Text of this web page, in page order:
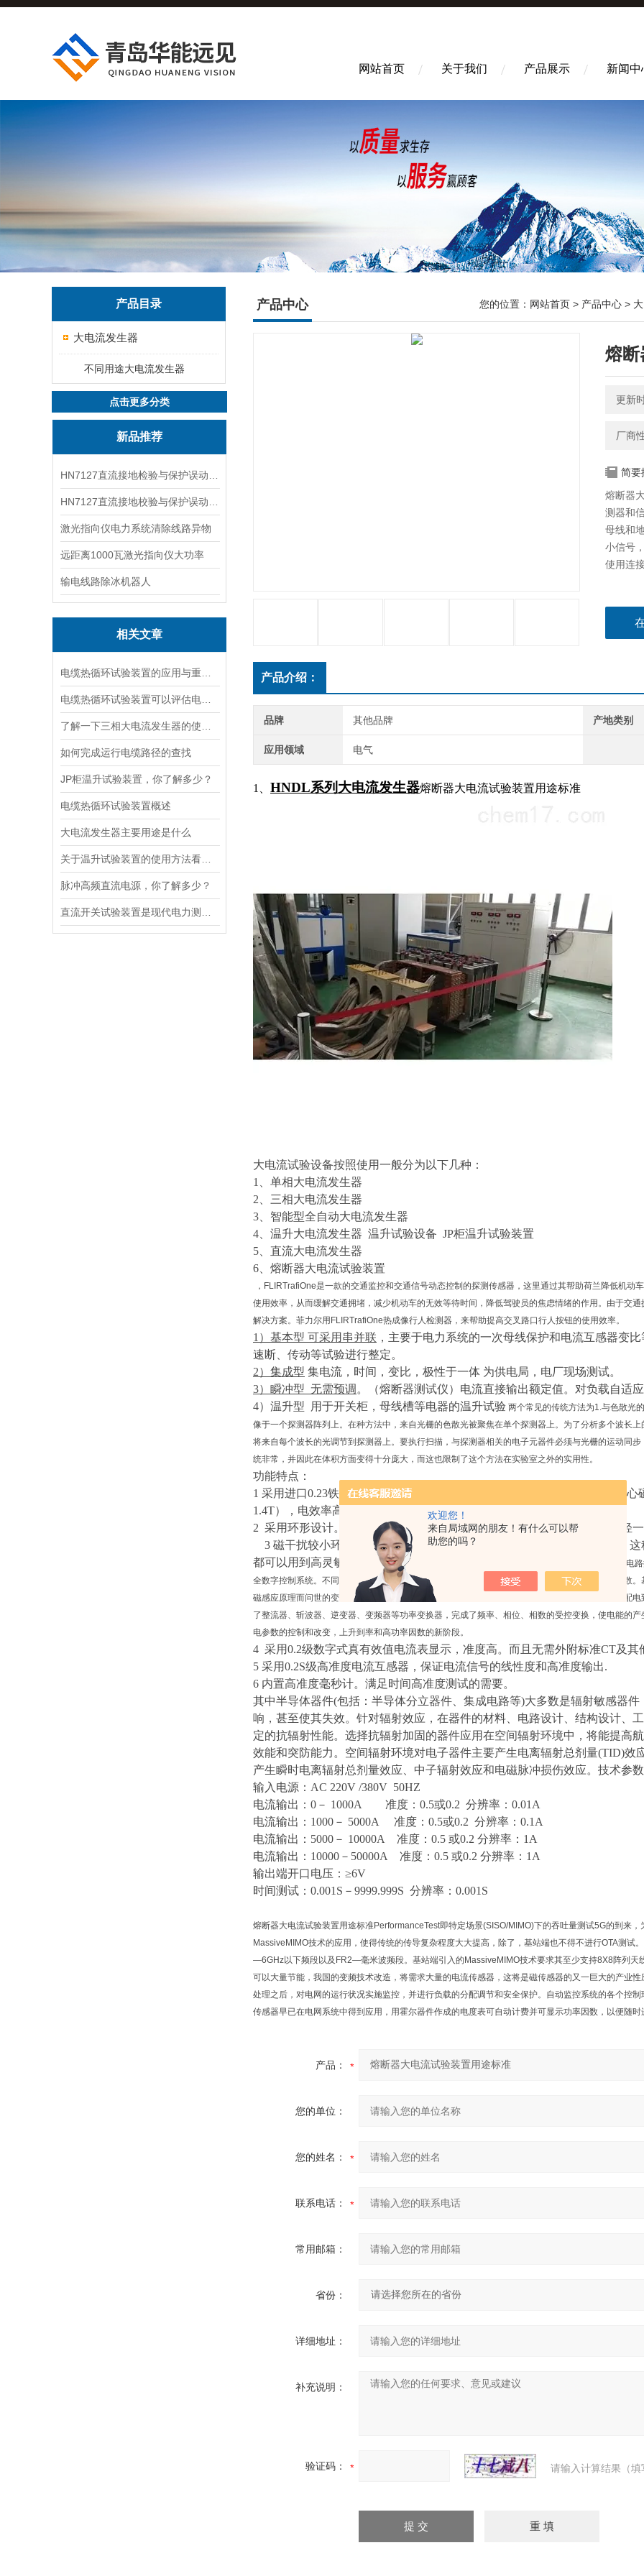
欢迎您！
来自局域网的朋友！有什么可以帮
助您的吗？
网站首页 关于我们 产品展示 新闻中
产品目录
大电流发生器
不同用途大电流发生器
点击更多分类
新品推荐
激光指向仪电力系统清除线路异物
远距离1000瓦激光指向仪大功率
输电线路除冰机器人
相关文章
如何完成运行电缆路径的查找
JP柜温升试验装置，你了解多少？
电缆热循环试验装置概述
大电流发生器主要用途是什么
脉冲高频直流电源，你了解多少？
产品中心 您的位置： 网站首页 > 产品中心 >
熔断
更新
厂商
简要
熔断器
测器和
母线和
小信号
使用连
产品介绍：
品牌 其他品牌 产地类别
应用领域 电气
1、 HNDL系列大电流发生器熔断器大电流试验装置用途标准
大电流试验设备按照使用一般分为以下几种：
1、单相大电流发生器
2、三相大电流发生器
3、智能型全自动大电流发生器
4、温升大电流发生器 温升试验设备 JP柜温升试验装置
5、直流大电流发生器
6、熔断器大电流试验装置
，FLIRTrafiOne是一款的交通监控和交通信号动态控制的探测传感器，这里通过其帮助荷兰降低机
使用效率，从而缓解交通拥堵，减少机动车的无效等待时间，降低驾驶员的焦虑情绪的作用。由于交
解决方案。菲力尔用FLIRTrafiOne热成像行人检测器，来帮助提高交叉路口行人按钮的使用效率。
1） 基本型 可采用串并联 ， 主要于电力系统的一次母线保护和电流互感器变比
速断、传动等试验进行整定。
2） 集成型 集电流，时间，变比，极性于一体 为供电局，电厂现场测试。
3） 瞬冲型 无需预调 。（熔断器测试仪）电流直接输出额定值。对负载自适
4） 温升型 用于开关柜，母线槽等电器的温升试验 两个常见的传统方法为1.与色散光
像于一个探测器阵列上。在种方法中，来自光栅的色散光被聚焦在单个探测器上。为了分析多个波长
将来自每个波长的光调节到探测器上。要执行扫描，与探测器相关的电子元器件必须与光栅的运动同
统非常，并因此在体积方面变得十分庞大，而这也限制了这个方法在实验室之外的实用性。
功能特点：
1 采用进口0.23铁芯，电效率高铁心无气隙，叠装系数可高达
95％以上，铁
1.4T），电效率高达95％以上，空载电流只有叠片式的10％。
2 采用环形设计。体积小重量轻，
环形变压器比叠片式变压器重量可以减轻
3 磁干扰较小环形变压器铁心没有气隙，绕组均匀地绕在环形的铁心上，
都可以用到高灵敏度
高准度的电子设备上
其控制技术由初的分立元器件的模拟电
全数字控制系统。不同的功率变换器，实质是将系统输入电气参数变换为用户所需要的输出电气参数
磁感应原理而问世的变压器，实现了交流电压和交流电流的自如变换，实现了高压交流输电和低压配
了整流器、斩波器、逆变器、变频器等功率变换器，完成了频率、相位、相数的受控变换，使电能的
电参数的控制和改变，上升到率和高功率因数的新阶段。
4 采用0.2级数字式真有效值电流表显示，准度高。而且无需外附标准CT及
5 采用0.2S级高准度电流互感器，保证电流信号的线性度和高准度输出.
6 内置高准度毫秒计。满足时间高准度测试的需要。
其中半导体器件(包括：半导体分立器件、集成电路等)大多数是辐射敏感器
响，甚至使其失效。针对辐射效应，在器件的材料、电路设计、结构设计、
定的抗辐射性能。选择抗辐射加固的器件应用在空间辐射环境中，将能提高
效能和突防能力。空间辐射环境对电子器件主要产生电离辐射总剂量(TID)效
产生瞬时电离辐射总剂量效应、中子辐射效应和电磁脉冲损伤效应。技术参
输入电源： AC 220V /380V 50HZ
电流输出： 0－ 1000A 准度：0.5或0.2 分辨率：0.01A
电流输出： 1000－ 5000A 准度：0.5或0.2 分辨率：0.1A
电流输出： 5000－ 10000A 准度：0.5 或0.2 分辨率：1A
电流输出： 10000－50000A 准度：0.5 或0.2 分辨率：1A
输出端开口电压： ≥6V
时间测试： 0.001S－9999.999S 分辨率：0.001S
熔断器大电流试验装置用途标准PerformanceTest即特定场景(SISO/MIMO)下的吞吐量测试5G的到来
MassiveMIMO技术的应用，使得传统的传导复杂程度大大提高，除了，基站端也不得不进行OTA测试
—6GHz以下频段以及FR2—毫米波频段。基站端引入的MassiveMIMO技术要求其至少支持8X8阵列天
可以大量节能，我国的变频技术改造，将需求大量的电流传感器，这将是磁传感器的又一巨大的产业
处理之后，对电网的运行状况实施监控，并进行负载的分配调节和安全保护。自动监控系统的各个控
传感器早已在电网系统中得到应用，用霍尔器件作成的电度表可自动计费并可显示功率因数，以便随
产品：
您的单位：
您的姓名：
联系电话：
常用邮箱：
省份：
详细地址：
补充说明：
验证码： 请输入计算结果（